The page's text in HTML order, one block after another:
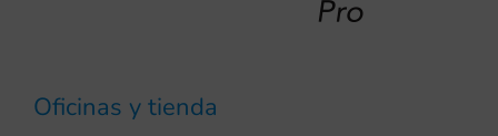
Oficinas y tienda